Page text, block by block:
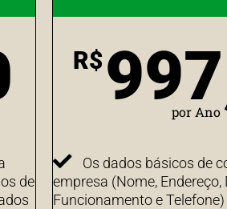
de
R$
por Ano
Os dados básicos de
empresa (Nome,
Funcionamento e